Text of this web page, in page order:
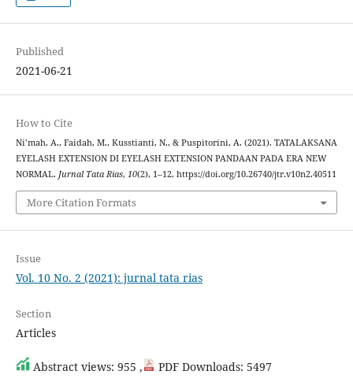
Published
2021-06-21
How to Cite
Ni’mah, A., Faidah, M., Kusstianti, N., & Puspitorini, A. (2021). TATALAKSANA
EYELASH EXTENSION DI EYELASH EXTENSION PANDAAN PADA ERA NEW
NORMAL. Jurnal Tata Rias, 10(2), 1–12. https://doi.org/10.26740/jtr.v10n2.40511
More Citation Formats
Issue
Vol. 10 No. 2 (2021): jurnal tata rias
Section
Articles
Abstract views: 955 , PDF Downloads: 5497